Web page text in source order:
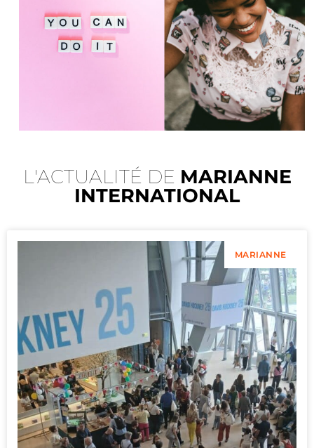
L'ACTUALITÉ DE MARIANNE
INTERNATIONAL
MARIANNE